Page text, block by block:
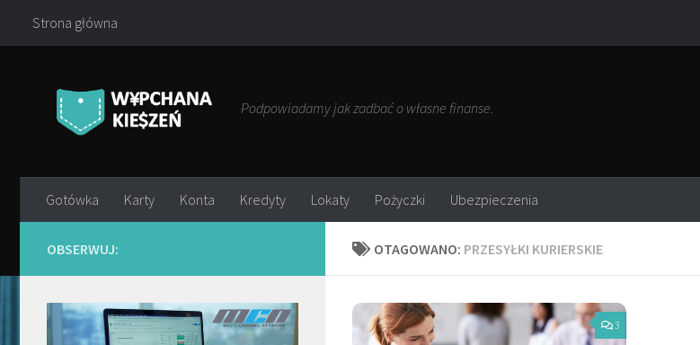
Przejdź do treści
Strona główna
Podpowiadamy jak zadbać o własne finanse.
Gotówka Karty Konta Kredyty Lokaty Pożyczki Ubezpieczenia
OTAGOWANO: PRZESYŁKI KURIERSKIE
3
OBSERWUJ: